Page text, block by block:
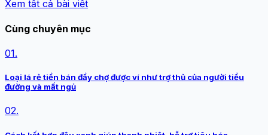
Xem tất cả bài viết
Cùng chuyên mục
01.
Loại lá rẻ tiền bán đầy chợ được ví như trợ thủ của người tiểu
đường và mất ngủ
02.